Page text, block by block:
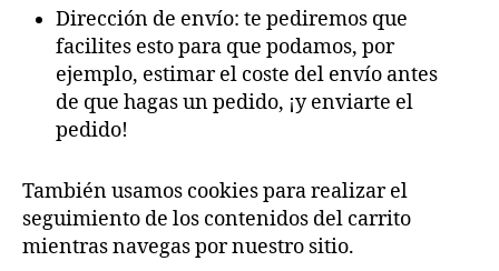
Dirección de envío: te pediremos que
facilites esto para que podamos, por
ejemplo, estimar el coste del envío antes
de que hagas un pedido, ¡y enviarte el
pedido!
También usamos cookies para realizar el
seguimiento de los contenidos del carrito
mientras navegas por nuestro sitio.